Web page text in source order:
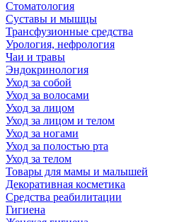
Стоматология
Суставы и мышцы
Трансфузионные средства
Урология, нефрология
Чаи и травы
Эндокринология
Уход за собой
Уход за волосами
Уход за лицом
Уход за лицом и телом
Уход за ногами
Уход за полостью рта
Уход за телом
Товары для мамы и малышей
Декоративная косметика
Средства реабилитации
Гигиена